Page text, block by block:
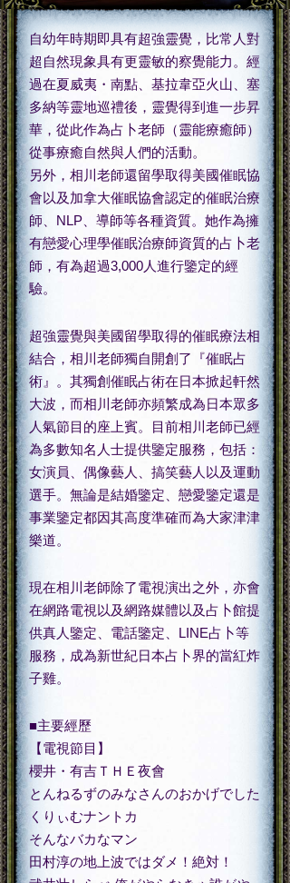
自幼年時期即具有超強靈覺，比常人對
超自然現象具有更靈敏的察覺能力。經
過在夏威夷・南點、基拉韋亞火山、塞
多納等靈地巡禮後，靈覺得到進一步昇
華，從此作為占卜老師（靈能療癒師）
從事療癒自然與人們的活動。
另外，相川老師還留學取得美國催眠協
會以及加拿大催眠協會認定的催眠治療
師、NLP、導師等各種資質。她作為擁
有戀愛心理學催眠治療師資質的占卜老
師，有為超過3,000人進行鑒定的經
驗。
超強靈覺與美國留學取得的催眠療法相
結合，相川老師獨自開創了『催眠占
術』。其獨創催眠占術在日本掀起軒然
大波，而相川老師亦頻繁成為日本眾多
人氣節目的座上賓。目前相川老師已經
為多數知名人士提供鑒定服務，包括：
女演員、偶像藝人、搞笑藝人以及運動
選手。無論是結婚鑒定、戀愛鑒定還是
事業鑒定都因其高度準確而為大家津津
樂道。
現在相川老師除了電視演出之外，亦會
在網路電視以及網路媒體以及占卜館提
供真人鑒定、電話鑒定、LINE占卜等
服務，成為新世紀日本占卜界的當紅炸
子雞。
■主要經歷
【電視節目】
櫻井・有吉ＴＨＥ夜會
とんねるずのみなさんのおかげでした
くりぃむナントカ
そんなバカなマン
田村淳の地上波ではダメ！絶対！